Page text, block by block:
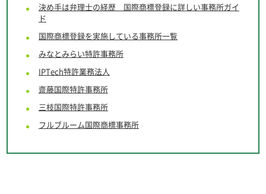
決め手は弁理士の経歴 国際商標登録に詳しい事務所ガイ
ド
国際商標登録を実施している事務所一覧
みなとみらい特許事務所
IPTech特許業務法人
齋藤国際特許事務所
三枝国際特許事務所
フルブルーム国際商標事務所